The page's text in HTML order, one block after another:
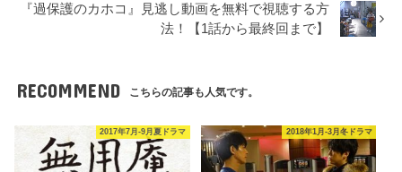
『過保護のカホコ』見逃し動画を無料で視聴する方
法！【1話から最終回まで】
RECOMMEND こちらの記事も人気です。
2017年7月-9月夏ドラマ 2018年1月-3月冬ドラマ